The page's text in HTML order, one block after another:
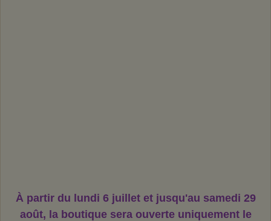
À partir du lundi 6 juillet et jusqu'au samedi 29
août, la boutique sera ouverte uniquement le